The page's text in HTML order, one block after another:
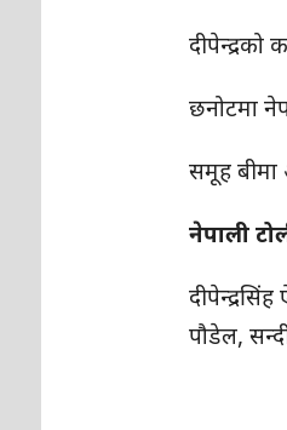
छनोटमा
समूह
नेपाली
पौडेल,